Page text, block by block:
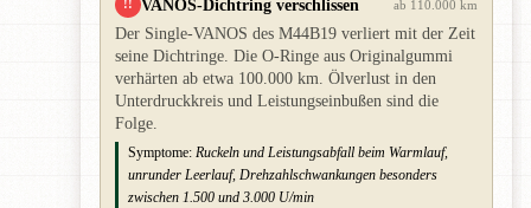
!! VANOS-Dichtring verschlissen ab 110.000 km
Der Single-VANOS des M44B19 verliert mit der Zeit
seine Dichtringe. Die O-Ringe aus Originalgummi
verhärten ab etwa 100.000 km. Ölverlust in den
Unterdruckkreis und Leistungseinbußen sind die
Folge.
Symptome: Ruckeln und Leistungsabfall beim Warmlauf,
unrunder Leerlauf, Drehzahlschwankungen besonders
zwischen 1.500 und 3.000 U/min